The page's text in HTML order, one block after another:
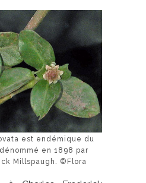
est endémique du
en 1898 par
Millspaugh. ©Flora